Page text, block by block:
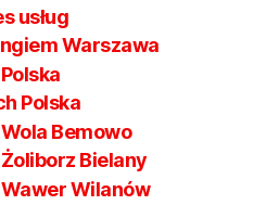
usług
Warszawa
Polska
Bemowo
Bielany
Wilanów